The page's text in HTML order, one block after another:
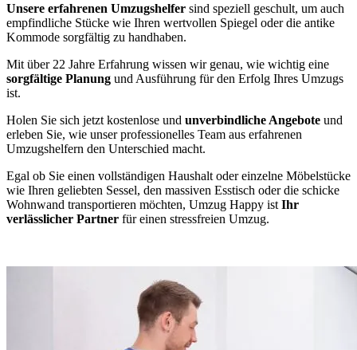
Unsere erfahrenen Umzugshelfer sind speziell geschult, um auch
empfindliche Stücke wie Ihren wertvollen Spiegel oder die antike
Kommode sorgfältig zu handhaben.
Mit über 22 Jahre Erfahrung wissen wir genau, wie wichtig eine
sorgfältige Planung und Ausführung für den Erfolg Ihres Umzugs
ist.
Holen Sie sich jetzt kostenlose und unverbindliche Angebote und
erleben Sie, wie unser professionelles Team aus erfahrenen
Umzugshelfern den Unterschied macht.
Egal ob Sie einen vollständigen Haushalt oder einzelne Möbelstücke
wie Ihren geliebten Sessel, den massiven Esstisch oder die schicke
Wohnwand transportieren möchten, Umzug Happy ist Ihr
verlässlicher Partner für einen stressfreien Umzug.